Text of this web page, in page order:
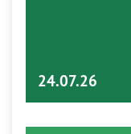
24.07.26